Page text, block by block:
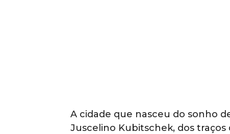
A cidade que nasceu do sonho
Juscelino Kubitschek, dos traços